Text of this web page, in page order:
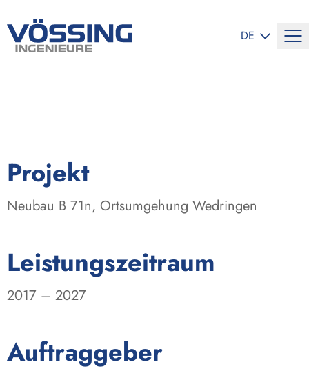
DE
Projekt
Neubau B 71n, Ortsumgehung Wedringen
Leistungszeitraum
2017 – 2027
Auftraggeber